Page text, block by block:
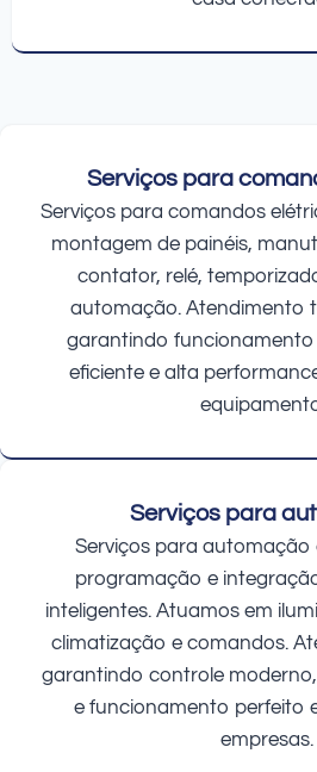
Serviços para
Serviços para comandos
montagem de painéis,
contator, relé,
automação. Atendimento
garantindo
eficiente e alta
Serviços para
Serviços para automação
programação e
inteligentes. Atuamos em
climatização e comandos.
garantindo controle
e funcionamento perfeito
empresas.